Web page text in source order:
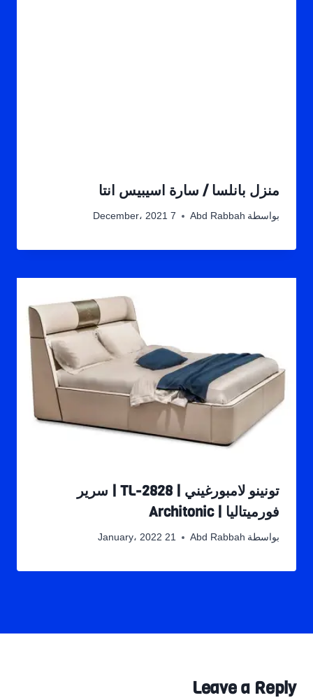
منزل بانلسا / سارة اسيبيس انتا
بواسطة Abd Rabbah 7 December، 2021
تونينو لامبورغيني | TL-2828 | سرير
فورميتاليا | Architonic
بواسطة Abd Rabbah 21 January، 2022
Leave a Reply